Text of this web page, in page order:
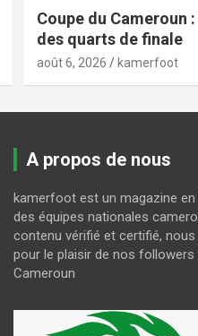
Coupe du Cameroun
des quarts de finale
août 6, 2026 kamerfoot
A propos de nous
kamerfoot est un magazine
des équipes nationales
contenu vérifié et certifié,
pour le plaisir de nos
Cameroun